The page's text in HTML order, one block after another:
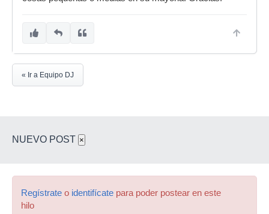
« Ir a Equipo DJ
NUEVO POST ×
Regístrate o identifícate para poder postear en este
hilo